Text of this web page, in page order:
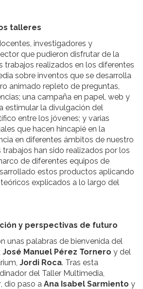
talleres
investigadores y
que pudieron disfrutar de la
trabajos realizados en los diferentes
sobre inventos que se desarrolla
animado repleto de preguntas,
una campaña en papel, web y
estimular la divulgación del
entre los jóvenes; y varias
que hacen hincapié en la
en diferentes ámbitos de nuestro
trabajos han sido realizados por los
de diferentes equipos de
estos productos aplicando
explicados a lo largo del
y perspectivas de futuro
unas palabras de bienvenida del
José Manuel Pérez Tornero y del
Jordi Roca. Tras esta
del Taller Multimedia,
, dio paso a Ana Isabel Sarmiento y